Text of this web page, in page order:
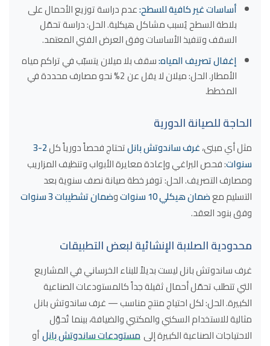
أساسات غير كافية للسطح:عدم دراسة توزيع الأحمال على
بلاطة السطح يُسبب مشاكل هيكلية. الحل: دراسة تحمّل
السقف وتنفيذ الأساسات وفق العرض الفني المعتمد.
إغفال تصريف المياه:سقف بلا ميلان يتسبّب في تراكم مياه
الأمطار. الحل: ميلان لا يقل عن 2% نحو مصارف محددة في
المخطط.
الحاجة للصيانة الدورية
مثل أي مبنى،غرف ساندوتش بانلتحتاج فحصاً دورياً كل
2-3
سنوات: فحص البراغي وإعادة معايرة الأبواب وتنظيف المزاريب
ومصارف التصريف. الحل: توفر خطة صيانة نصف سنوية بعد
التسليم معضمان هيكلي 10 سنوات وضمان تشطيبات 3 سنوات
وفق بنود العقد.
محدودية الصلابة الإنشائية لبعض التطبيقات
غرف ساندوتش بانل ليست بديلاً للبناء الخرساني في المشاريع
التي تتطلب تحمّل أحمال ثقيلة جداً كالمستودعات الصناعية
الكبيرة. الحل: لكل احتياج منتج مناسب — غرف ساندوتش بانل
مثالية للاستخدام السكني والمكتبي والضيافة، بينما تُحوَّل
الاحتياجات الصناعية الكبيرة إلىمستودعات ساندوتش بانلأو